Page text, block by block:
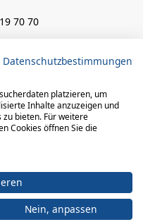
70 70
ag
Datenschutzbestimmungen
platzieren, um
Inhalte anzuzeigen und
bieten. Für weitere
Cookies öffnen Sie die
Nein, anpassen